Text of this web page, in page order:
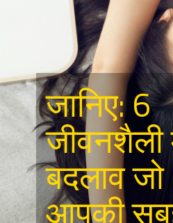
– बारिश में क्या करें क्या न करें
– मॉनसून में क्या खाएं क्या न खाएं
जानिए: 6
बदलाव जो